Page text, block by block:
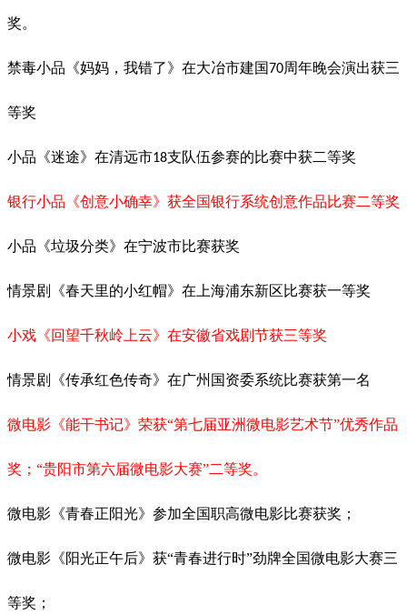
奖。
禁毒小品《妈妈，我错了》在大冶市建国70周年晚会演出获三
等奖
小品《迷途》在清远市18支队伍参赛的比赛中获二等奖
银行小品《创意小确幸》获全国银行系统创意作品比赛二等奖
小品《垃圾分类》在宁波市比赛获奖
情景剧《春天里的小红帽》在上海浦东新区比赛获一等奖
小戏《回望千秋岭上云》在安徽省戏剧节获三等奖
情景剧《传承红色传奇》在广州国资委系统比赛获第一名
微电影《能干书记》荣获“第七届亚洲微电影艺术节”优秀作品
奖；“贵阳市第六届微电影大赛”二等奖。
微电影《青春正阳光》参加全国职高微电影比赛获奖；
微电影《阳光正午后》获“青春进行时”劲牌全国微电影大赛三
等奖；